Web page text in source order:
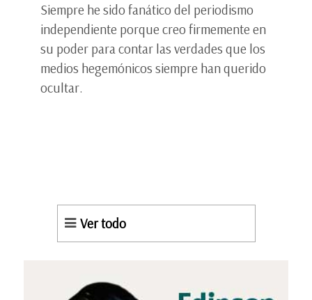
Siempre he sido fanático del periodismo
independiente porque creo firmemente en
su poder para contar las verdades que los
medios hegemónicos siempre han querido
ocultar.
Ver todo